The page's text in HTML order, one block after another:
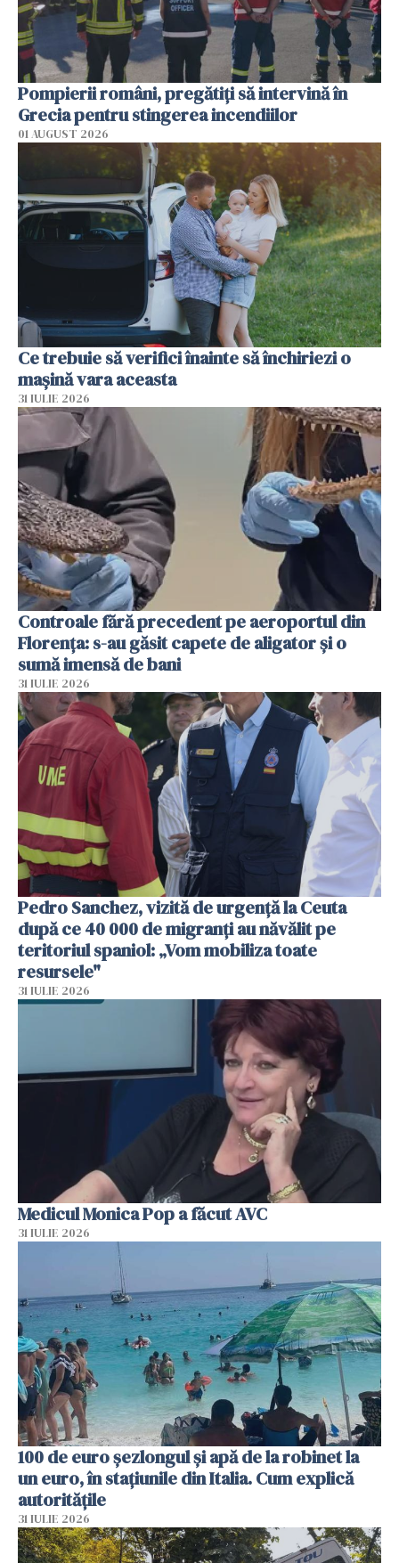
Pompierii români, pregătiţi să intervină în
Grecia pentru stingerea incendiilor
01 AUGUST 2026
Ce trebuie să verifici înainte să închiriezi o
mașină vara aceasta
31 IULIE 2026
Controale fără precedent pe aeroportul din
Florența: s-au găsit capete de aligator și o
sumă imensă de bani
31 IULIE 2026
Pedro Sanchez, vizită de urgență la Ceuta
după ce 40 000 de migranți au năvălit pe
teritoriul spaniol: „Vom mobiliza toate
resursele"
31 IULIE 2026
Medicul Monica Pop a făcut AVC
31 IULIE 2026
100 de euro șezlongul și apă de la robinet la
un euro, în stațiunile din Italia. Cum explică
autoritățile
31 IULIE 2026